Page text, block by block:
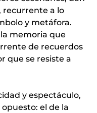
recurrente a lo
y metáfora.
memoria que
de recuerdos
que se resiste a
y espectáculo,
el de la